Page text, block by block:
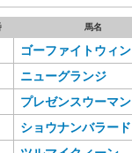
馬名
ゴーファイトウィン
ニューグランジ
プレゼンスウーマン
ショウナンバラード